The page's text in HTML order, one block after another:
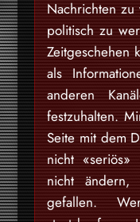
Nachrichten
politisch zu
Zeitgeschehen
als
anderen
festzuhalten.
Seite mit dem
nicht
nicht ändern,
gefallen.